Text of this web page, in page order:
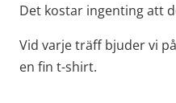
Det kostar ingenting att
Vid varje träff bjuder vi
en fin t-shirt.